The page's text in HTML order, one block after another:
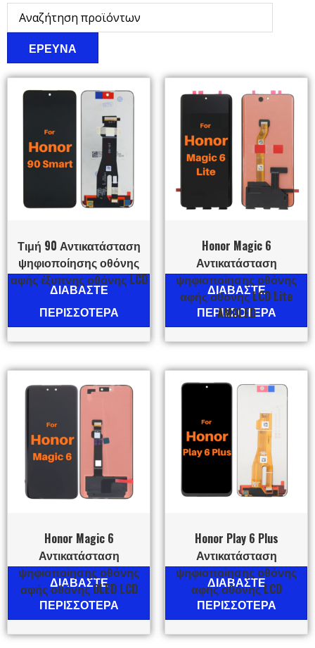
ΕΡΕΥΝΑ
Τιμή 90 Αντικατάσταση
ψηφιοποίησης οθόνης
αφής έξυπνης οθόνης LCD
ΔΙΑΒΆΣΤΕ
ΠΕΡΙΣΣΌΤΕΡΑ
Honor Magic 6
Αντικατάσταση
ψηφιοποίησης οθόνης
αφής οθόνης LCD Lite
AMOLED
ΔΙΑΒΆΣΤΕ
ΠΕΡΙΣΣΌΤΕΡΑ
Honor Magic 6
Αντικατάσταση
ψηφιοποίησης οθόνης
αφής οθόνης OLED LCD
ΔΙΑΒΆΣΤΕ
ΠΕΡΙΣΣΌΤΕΡΑ
Honor Play 6 Plus
Αντικατάσταση
ψηφιοποίησης οθόνης
αφής οθόνης LCD
ΔΙΑΒΆΣΤΕ
ΠΕΡΙΣΣΌΤΕΡΑ